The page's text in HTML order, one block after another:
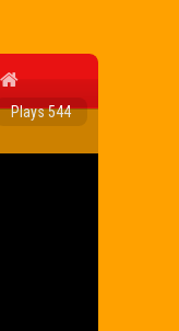
Plays 544